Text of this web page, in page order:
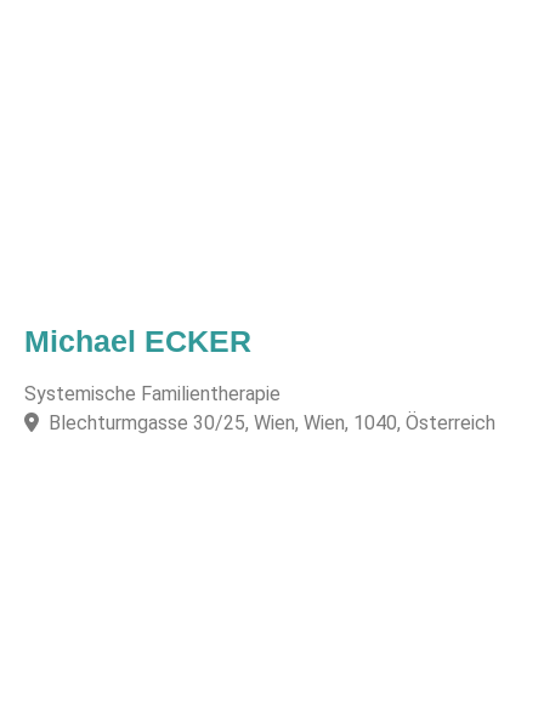
Michael ECKER
Systemische Familientherapie
Blechturmgasse 30/25, Wien, Wien, 1040, Österreich